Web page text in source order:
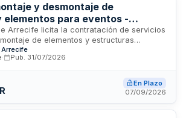
y desmontaje de
para eventos -
de Arrecife
Arrecife licita la contratación de servicios
de elementos y estructuras
de Fiestas para la celebración de
El servicio incluye transporte,
del municipio, con disponibilidad en días
semana y festivos, adaptándose a los
concejalía.
Pub. 31/07/2026
En Plazo
07/09/2026